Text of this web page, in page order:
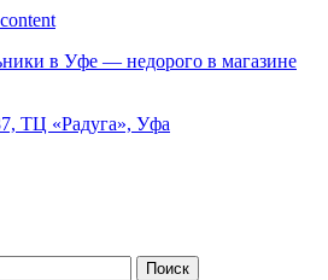
в Уфе — недорого в магазине
ТЦ «Радуга», Уфа